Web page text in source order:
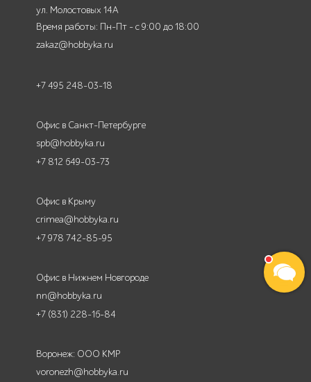
ул. Молостовых 14А
Время работы: Пн-Пт - с 9:00 до 18:00
zakaz@hobbyka.ru
+7 495 248-03-18
Офис в Санкт-Петербурге
spb@hobbyka.ru
+7 812 649-03-73
Офис в Крыму
crimea@hobbyka.ru
+7 978 742-85-95
Офис в Нижнем Новгороде
nn@hobbyka.ru
+7 (831) 228-16-84
Воронеж: ООО КМР
voronezh@hobbyka.ru